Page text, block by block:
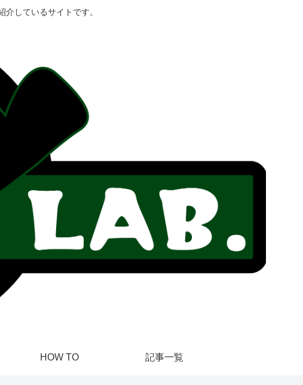
しているサイトです。
HOW TO 記事一覧